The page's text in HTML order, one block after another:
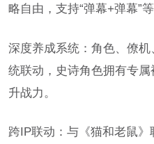
略自由，支持“弹幕+弹幕”
深度养成系统：角色、僚
统联动，史诗角色拥有专
升战力。
跨IP联动：与《猫和老鼠